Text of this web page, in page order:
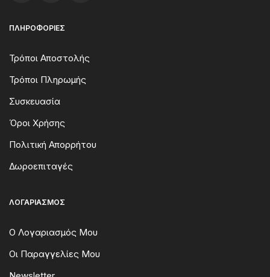
ΠΛΗΡΟΦΟΡΊΕΣ
Τρόποι Αποστολής
Τρόποι Πληρωμής
Συσκευασία
Όροι Χρήσης
Πολιτική Απορρήτου
Δωροεπιταγές
ΛΟΓΑΡΙΑΣΜΌΣ
Ο Λογαριασμός Μου
Οι Παραγγελίες Μου